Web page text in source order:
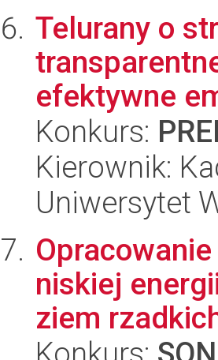
Telurany o
efektywne
Konkurs:
Kierownik:
Uniwersytet
niskiej
ziem